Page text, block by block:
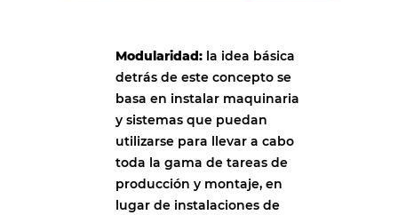
Modularidad: la idea básica
detrás de este concepto se
basa en instalar maquinaria
y sistemas que puedan
utilizarse para llevar a cabo
toda la gama de tareas de
producción y montaje, en
lugar de instalaciones de